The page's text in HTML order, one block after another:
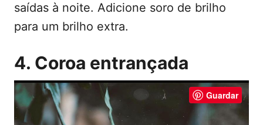
saídas à noite. Adicione soro de brilho
para um brilho extra.
4. Coroa entrançada
Guardar